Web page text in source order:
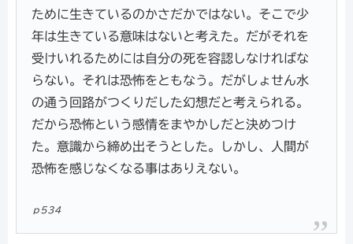
ために生きているのかさだかではない。そこで少
年は生きている意味はないと考えた。だがそれを
受けいれるためには自分の死を容認しなければな
らない。それは恐怖をともなう。だがしょせん水
の通う回路がつくりだした幻想だと考えられる。
だから恐怖という感情をまやかしだと決めつけ
た。意識から締め出そうとした。しかし、人間が
恐怖を感じなくなる事はありえない。
ｐ534